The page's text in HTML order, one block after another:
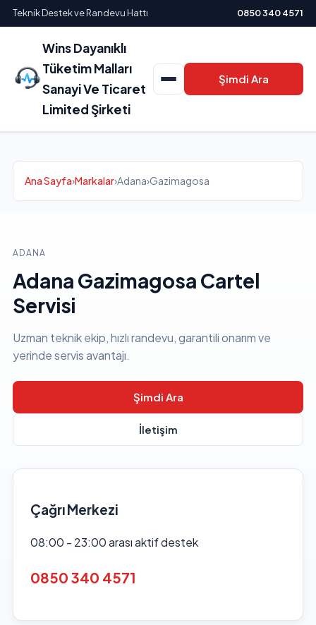
Teknik Destek ve Randevu Hattı 0850 340 4571
Wins Dayanıklı
Tüketim Malları
Sanayi Ve Ticaret
Limited Şirketi
Şimdi Ara
Ana Sayfa›Markalar›Adana›Gazimagosa
ADANA
Adana Gazimagosa Cartel
Servisi
Uzman teknik ekip, hızlı randevu, garantili onarım ve
yerinde servis avantajı.
Şimdi Ara
İletişim
Çağrı Merkezi
08:00 - 23:00 arası aktif destek
0850 340 4571